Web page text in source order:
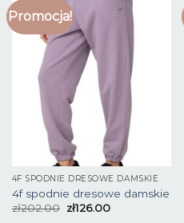
Promocja!
4F SPODNIE DRESOWE DAMSKIE
4f spodnie dresowe damskie
zł202.00 zł126.00